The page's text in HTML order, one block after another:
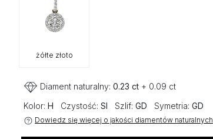
żółte złoto
Diament naturalny: 0.23 ct + 0.09 ct
Kolor: H Czystość: SI Szlif: GD Symetria: GD
Dowiedz się więcej o jakości diamentów naturalnych